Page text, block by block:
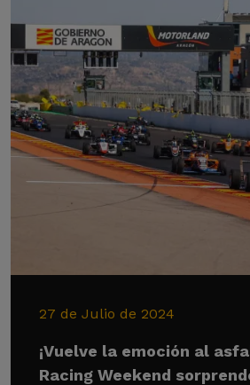
27 de Julio de 2024
¡Vuelve la emoción al
Racing Weekend